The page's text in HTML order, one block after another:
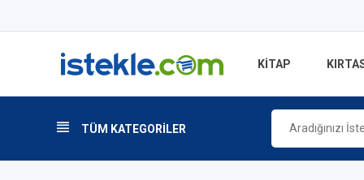
KİTAP
TÜM KATEGORİLER